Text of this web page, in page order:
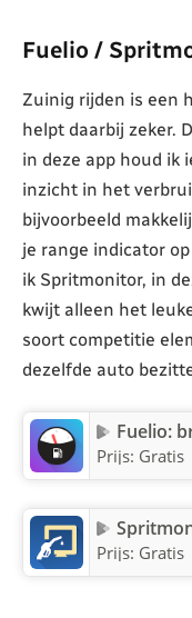
Fuelio /
Zuinig rijden is een
helpt daarbij zeker.
in deze app houd ik
inzicht in het
bijvoorbeeld
je range indicator
ik Spritmonitor, in
kwijt alleen het
soort competitie
dezelfde auto
Fuelio:
Prijs: Gratis
Prijs: Gratis